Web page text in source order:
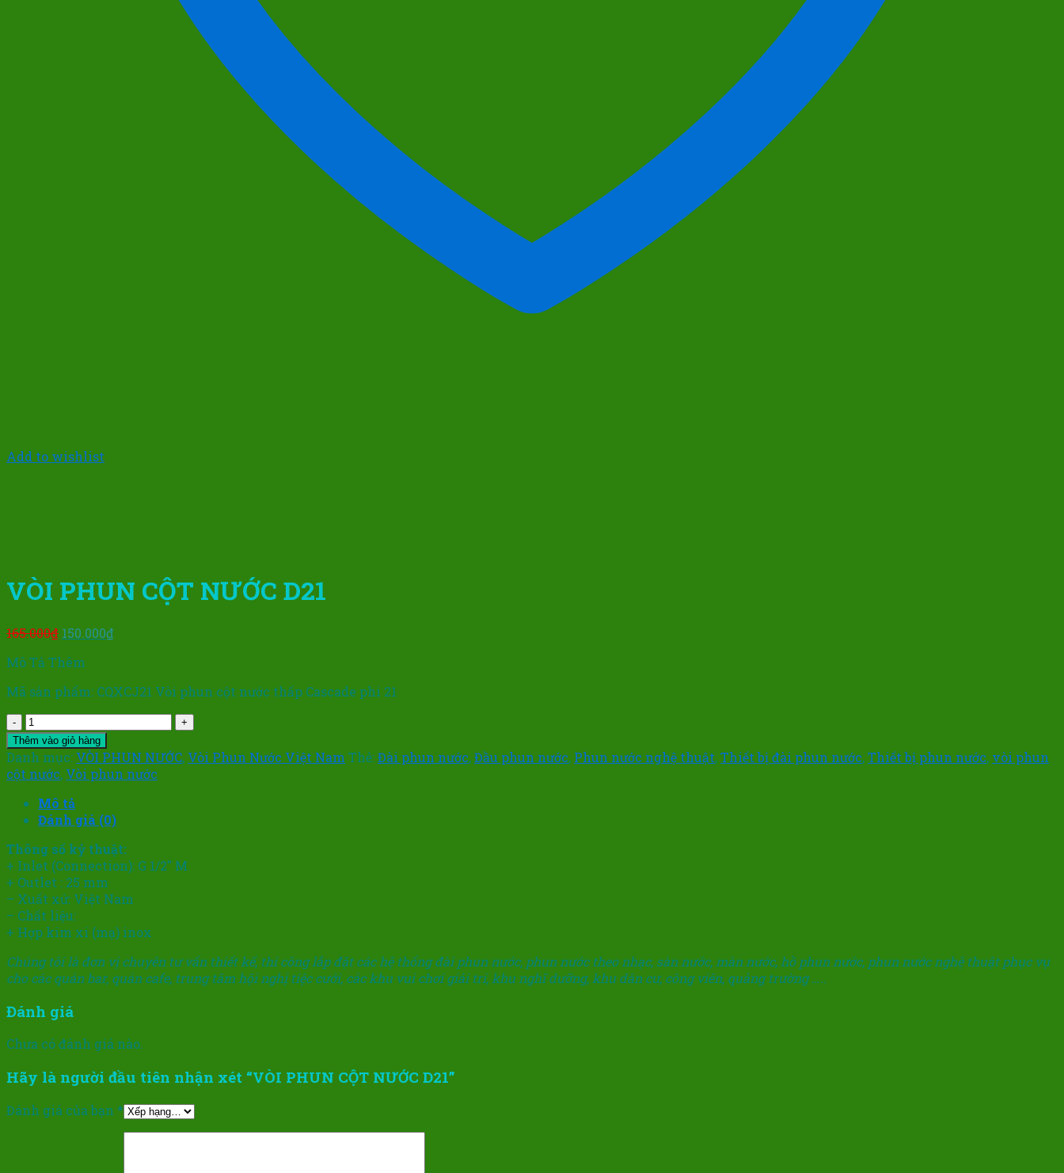
Add to wishlist
VÒI PHUN CỘT NƯỚC D21
165.000₫ Giá
là:
165.000₫.
150.000₫
150.000₫.
Mô Tả Thêm
Mã sản phẩm: CQXCJ21 Vòi phun cột nước thấp Cascade phi 21
VÒI
PHUN
CỘT
NƯỚC
số
lượng
Thêm vào giỏ hàng
Danh mục: VÒI PHUN NƯỚC, Vòi Phun Nước Việt Nam Thẻ:Đài phun nước,Đầu phun nước, Phun nước nghệ thuật,Thiết bị đài phun nước,Thiết bị phun nước, vòi phun
cột nước, Vòi phun nước
Mô tả
Đánh giá (0)
Thông số kỷ thuật:
+ Inlet (Connection): G 1/2″ M
+ Outlet : 25 mm
– Xuất xứ: Việt Nam
– Chất liệu:
+ Hợp kim xi (mạ) inox
Chúng tôi là đơn vị chuyên tư vấn thiết kế, thi công lắp đặt các hệ thống đài phun nước, phun nước theo nhạc, sàn nước, màn nước, hồ phun nước, phun nước nghệ thuật phục vụ
cho các quán bar, quán cafe, trung tâm hội nghị tiệc cưới, các khu vui chơi giải trí, khu nghĩ dưỡng, khu dân cư, công viên, quảng trường …..
Đánh giá
Chưa có đánh giá nào.
Hãy là người đầu tiên nhận xét “VÒI PHUN CỘT NƯỚC D21”
Đánh giá của bạn *